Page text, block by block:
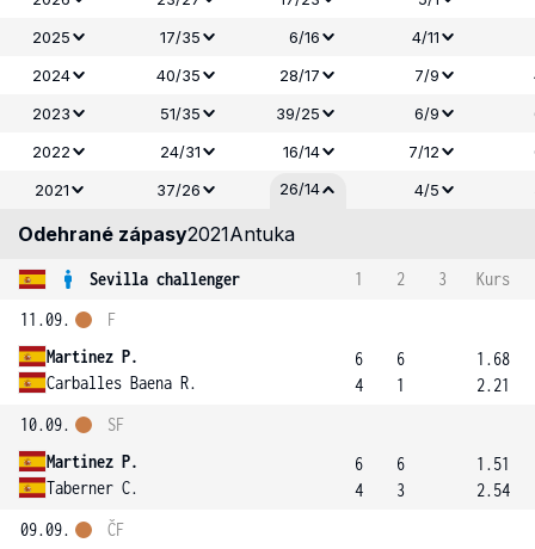
2025
17/35 6/16 4/11
2024
40/35 28/17 7/9
2023
51/35 39/25 6/9
2022
24/31 16/14 7/12
2021
37/26 26/14 4/5
Odehrané zápasy2021Antuka
Sevilla challenger 1 2 3
Kurs
11.09.
Martinez P.
Carballes Baena R.
F
6
4
6
1
1.68
2.21
10.09.
Martinez P.
Taberner C.
SF
6
4
6
3
1.51
2.54
09.09.
ČF